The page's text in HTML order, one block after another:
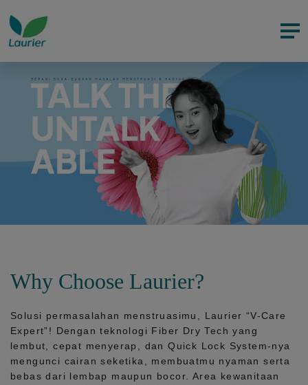
Why Choose Laurier?
Solusi permasalahan menstruasimu, Laurier “V-Care
Expert”! Dengan teknologi Fiber Dry Tech yang
lembut, cepat menyerap, danQuick Lock System-nya
mengunci cairan seketika, membuatmu nyaman serta
bebas dari lembap maupun bocor. Area kewanitaan